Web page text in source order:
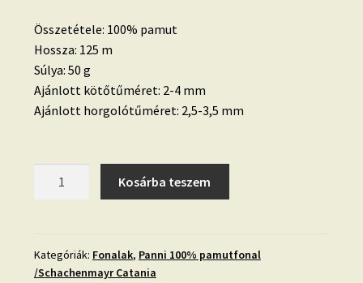
Összetétele: 100% pamut
Hossza: 125 m
Súlya: 50 g
Ajánlott kötőtűméret: 2-4 mm
Ajánlott horgolótűméret: 2,5-3,5 mm
128)
mennyiség
Kosárba teszem
Kategóriák: Fonalak, Panni 100% pamutfonal
/Schachenmayr Catania